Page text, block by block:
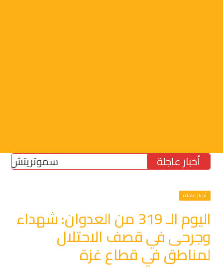
أخبار عاجلة سموتريتش: بقاء
أخبار عاجلة
اليوم الـ 319 من العدوان: شهداء
وجرحى في قصف الاحتلال
لمناطق في قطاع غزة